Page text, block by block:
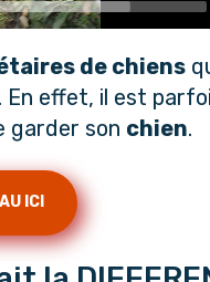
de chiens
. En effet, il est
garder son chien.
ICI